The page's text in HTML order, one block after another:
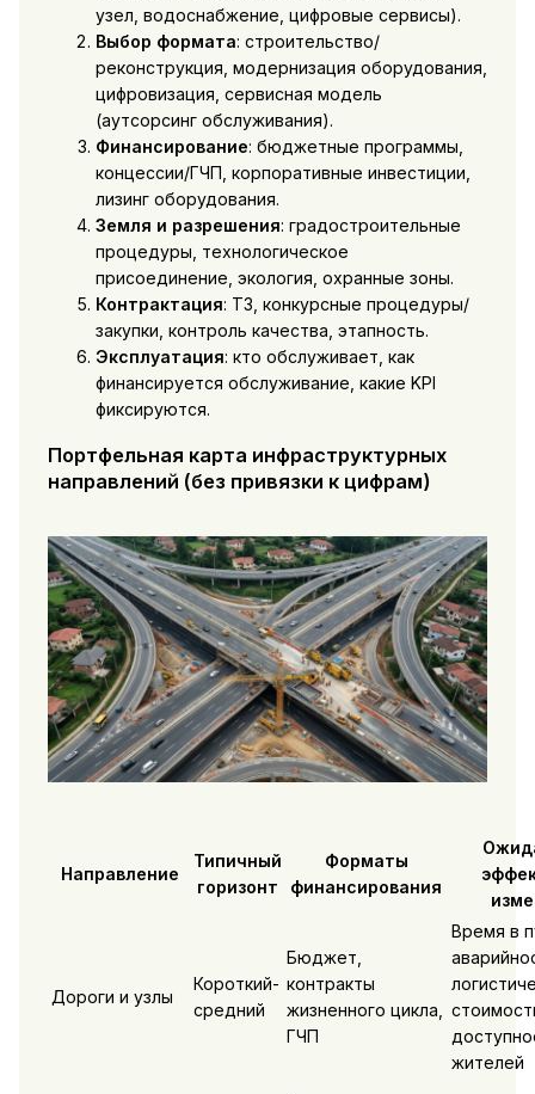
узел, водоснабжение, цифровые сервисы).
Выбор формата: строительство/
реконструкция, модернизация оборудования,
цифровизация, сервисная модель
(аутсорсинг обслуживания).
Финансирование: бюджетные программы,
концессии/ГЧП, корпоративные инвестиции,
лизинг оборудования.
Земля и разрешения: градостроительные
процедуры, технологическое
присоединение, экология, охранные зоны.
Контрактация: ТЗ, конкурсные процедуры/
закупки, контроль качества, этапность.
Эксплуатация: кто обслуживает, как
финансируется обслуживание, какие KPI
фиксируются.
Портфельная карта инфраструктурных
направлений (без привязки к цифрам)
Направление
Типичный
горизонт
Форматы
финансирования
Дороги и узлы
Короткий-
средний
Бюджет,
контракты
жизненного цикла,
ГЧП
Время в
жителей